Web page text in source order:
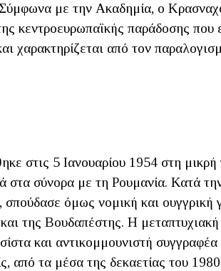
με την Ακαδημία, ο
κεντροευρωπαϊκής παράδοσης που
χαρακτηρίζεται από τον
στις 5 Ιανουαρίου 1954 στη
στα σύνορα με τη Ρουμανία. Κατά
σπούδασε όμως νομική και ουγγρική
της Βουδαπέστης. Η
και αντικομμουνιστή
από τα μέσα της δεκαετίας του